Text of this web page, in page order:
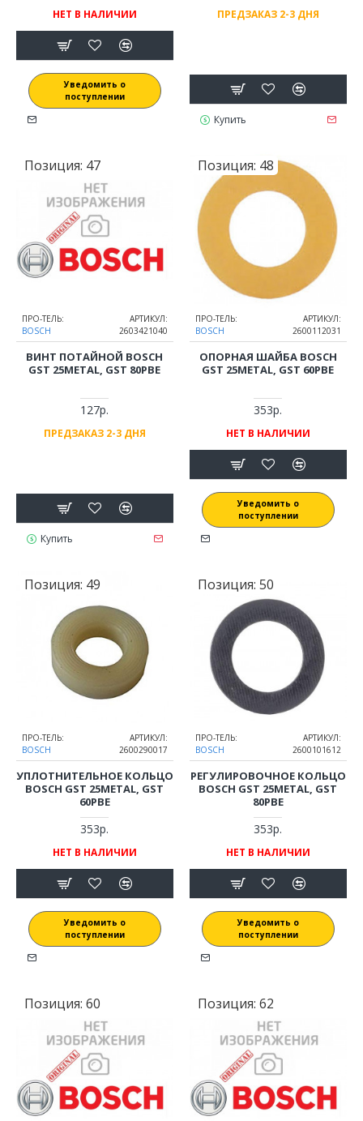
НЕТ В НАЛИЧИИ
Уведомить о
поступлении
ПРЕДЗАКАЗ 2-3 ДНЯ
Купить
Позиция: 47
ПРО-ТЕЛЬ:
BOSCH
АРТИКУЛ:
2603421040
ВИНТ ПОТАЙНОЙ BOSCH
GST 25METAL, GST 80PBE
127р.
ПРЕДЗАКАЗ 2-3 ДНЯ
Купить
Позиция: 48
ПРО-ТЕЛЬ:
BOSCH
АРТИКУЛ:
2600112031
ОПОРНАЯ ШАЙБА BOSCH
GST 25METAL, GST 60PBE
353р.
НЕТ В НАЛИЧИИ
Уведомить о
поступлении
Позиция: 49
ПРО-ТЕЛЬ:
BOSCH
АРТИКУЛ:
2600290017
УПЛОТНИТЕЛЬНОЕ КОЛЬЦО
BOSCH GST 25METAL, GST
60PBE
353р.
НЕТ В НАЛИЧИИ
Уведомить о
поступлении
Позиция: 50
ПРО-ТЕЛЬ:
BOSCH
АРТИКУЛ:
2600101612
РЕГУЛИРОВОЧНОЕ КОЛЬЦО
BOSCH GST 25METAL, GST
80PBE
353р.
НЕТ В НАЛИЧИИ
Уведомить о
поступлении
Позиция: 60 Позиция: 62